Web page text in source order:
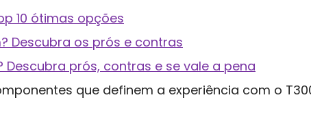
10 ótimas opções
Descubra os prós e contras
Descubra prós, contras e se vale a pena
que definem a experiência com o